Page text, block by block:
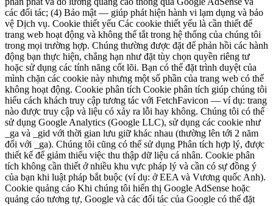
các đối tác; (4) Bảo mật — giúp phát hiện hành vi lạm dụng và bảo
vệ Dịch vụ. Cookie thiết yếu Các cookie thiết yếu là cần thiết để
trang web hoạt động và không thể tắt trong hệ thống của chúng tôi
trong mọi trường hợp. Chúng thường được đặt để phản hồi các hành
động bạn thực hiện, chẳng hạn như đặt tùy chọn quyền riêng tư
hoặc sử dụng các tính năng cốt lõi. Bạn có thể đặt trình duyệt của
mình chặn các cookie này nhưng một số phần của trang web có thể
không hoạt động. Cookie phân tích Cookie phân tích giúp chúng tôi
hiểu cách khách truy cập tương tác với FetchFavicon — ví dụ: trang
nào được truy cập và liệu có xảy ra lỗi hay không. Chúng tôi có thể
sử dụng Google Analytics (Google LLC), sử dụng các cookie như
_ga và _gid với thời gian lưu giữ khác nhau (thường lên tới 2 năm
đối với _ga). Chúng tôi cũng có thể sử dụng Phân tích hợp lý, được
thiết kế để giảm thiểu việc thu thập dữ liệu cá nhân. Cookie phân
tích không cần thiết ở nhiều khu vực pháp lý và cần có sự đồng ý
của bạn khi luật pháp bắt buộc (ví dụ: ở EEA và Vương quốc Anh).
Cookie quảng cáo Khi chúng tôi hiển thị Google AdSense hoặc
quảng cáo tương tự, Google và các đối tác của Google có thể đặt